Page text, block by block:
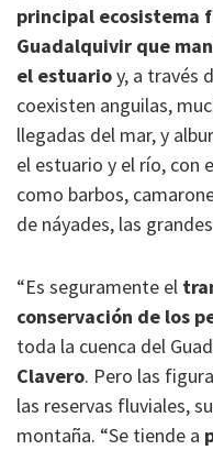
principal ecosistema
Guadalquivir que
el estuarioy, a través
coexisten anguilas,
llegadas del mar, y
el estuario y el río, con
como barbos,
de náyades, las
“Es seguramente el
conservación de los
toda la cuenca del
Clavero. Pero las
las reservas fluviales,
montaña. “Se tiende a